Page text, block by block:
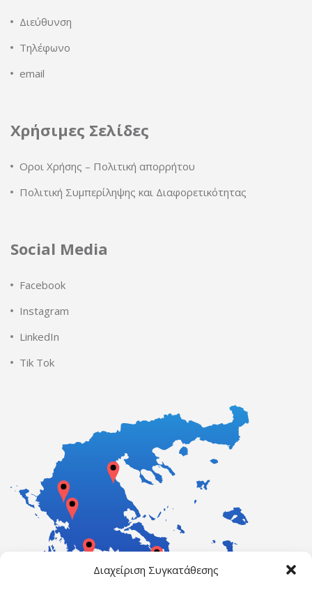
Διαχείριση Συγκατάθεσης
Διεύθυνση
Τηλέφωνο
email
Χρήσιμες Σελίδες
Οροι Χρήσης – Πολιτική απορρήτου
Πολιτική Συμπερίληψης και Διαφορετικότητας
Social Media
Facebook
Instagram
LinkedIn
Tik Tok